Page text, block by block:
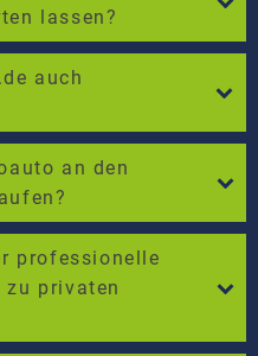
lassen?
auch
an den
professionelle
privaten